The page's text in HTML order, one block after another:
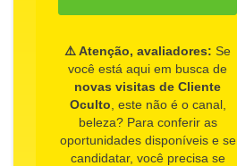
⚠️ Atenção, avaliadores: Se
você está aqui em busca de
novas visitas de Cliente
Oculto , este não é o canal,
beleza? Para conferir as
oportunidades disponíveis e se
candidatar, você precisa se